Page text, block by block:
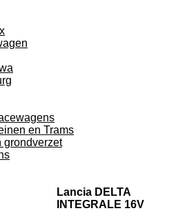
en Trams
grondverzet
Lancia DELTA
INTEGRALE 16V